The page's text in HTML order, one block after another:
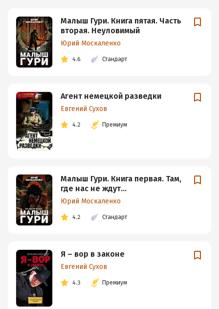
Малыш Гури. Книга пятая. Часть
вторая. Неуловимый
Юрий Москаленко
4.6 Стандарт
Агент немецкой разведки
Евгений Сухов
4.2 Премиум
Малыш Гури. Книга первая. Там,
где нас не ждут…
Юрий Москаленко
4.2 Стандарт
Я – вор в законе
Евгений Сухов
4.3 Премиум